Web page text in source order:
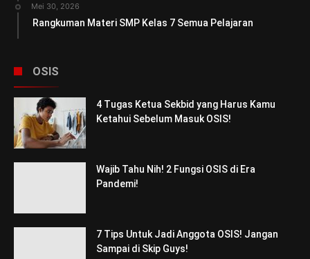
Mei 30, 2026
Rangkuman Materi SMP Kelas 7 Semua Pelajaran
OSIS
4 Tugas Ketua Sekbid yang Harus Kamu
Ketahui Sebelum Masuk OSIS!
Wajib Tahu Nih! 2 Fungsi OSIS di Era
Pandemi!
7 Tips Untuk Jadi Anggota OSIS! Jangan
Sampai di Skip Guys!